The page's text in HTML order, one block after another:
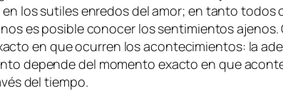
los su­ti­les en­re­dos del amor; en tan­to
es po­si­ble co­no­cer los sen­ti­mien­tos
en que ocu­rren los acon­te­ci­mien­tos: la
de­pen­de del mo­men­to exac­to en que
del tiempo.